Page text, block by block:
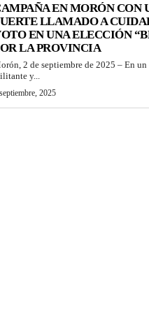
EN MORÓN CON
LLAMADO A
EN UNA ELECCIÓN
LA PROVINCIA
2 de septiembre de 2025 – En
y...
2025